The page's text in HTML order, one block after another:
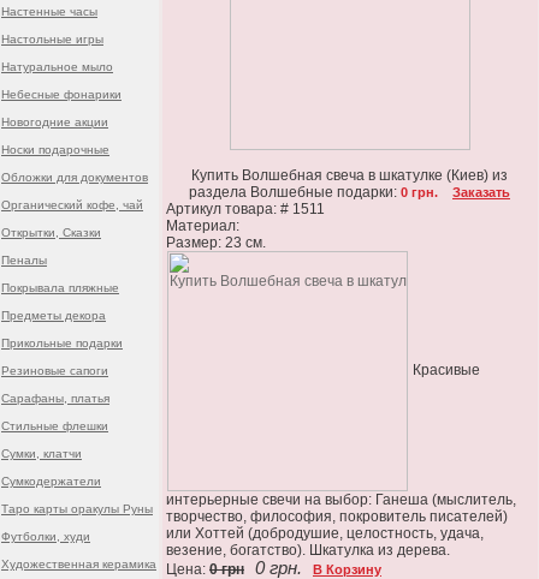
Настенные часы
Настольные игры
Натуральное мыло
Небесные фонарики
Новогодние акции
Носки подарочные
Обложки для документов
Органический кофе, чай
Открытки, Сказки
Пеналы
Покрывала пляжные
Предметы декора
Прикольные подарки
Резиновые сапоги
Сарафаны, платья
Стильные флешки
Сумки, клатчи
Сумкодержатели
Таро карты оракулы Руны
Футболки, худи
Художественная керамика
Купить Волшебная свеча в шкатулке (Киев) из
раздела Волшебные подарки: 0 грн. Заказать
Артикул товара: # 1511
Материал:
Размер: 23 см.
Красивые
интерьерные свечи на выбор: Ганеша (мыслитель,
творчество, философия, покровитель писателей)
или Хоттей (добродушие, целостность, удача,
везение, богатство). Шкатулка из дерева.
Цена: 0 грн 0 грн. В Корзину